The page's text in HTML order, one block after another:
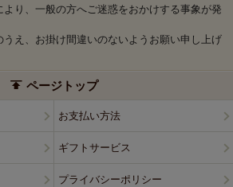
り、一般の方へご迷惑をおかけする事象が発
え、お掛け間違いのないようお願い申し上げ
ページトップ
お支払い方法
ギフトサービス
プライバシーポリシー